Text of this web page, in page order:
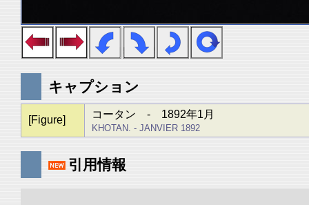
キャプション
[Figure] コータン - 1892年1月
KHOTAN. - JANVIER 1892
引用情報